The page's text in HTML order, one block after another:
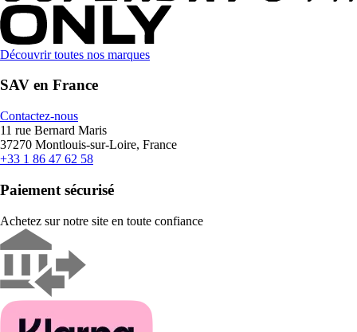
Découvrir toutes nos marques
SAV en France
Contactez-nous
11 rue Bernard Maris
37270 Montlouis-sur-Loire, France
+33 1 86 47 62 58
Paiement sécurisé
Achetez sur notre site en toute confiance